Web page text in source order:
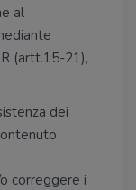
al
(artt.15-21),
dei
correggere i